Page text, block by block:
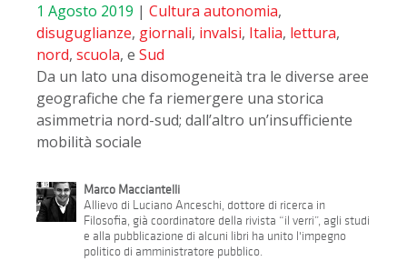
1 Agosto 2019 | Cultura autonomia,
disuguglianze, giornali, invalsi, Italia, lettura,
nord, scuola, e Sud
Da un lato una disomogeneità tra le diverse aree
geografiche che fa riemergere una storica
asimmetria nord-sud; dall’altro un’insufficiente
mobilità sociale
Marco Macciantelli
Allievo di Luciano Anceschi, dottore di ricerca in
Filosofia, già coordinatore della rivista “il verri”, agli studi
e alla pubblicazione di alcuni libri ha unito l'impegno
politico di amministratore pubblico.